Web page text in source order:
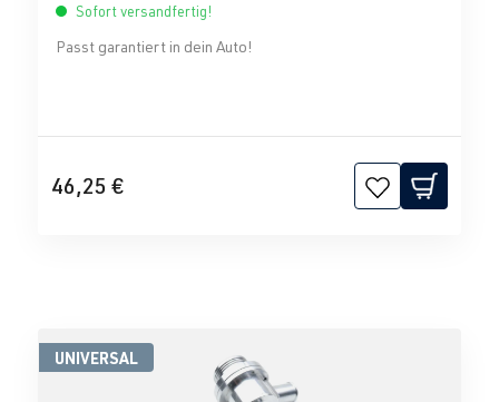
Sofort versandfertig!
Passt garantiert in dein Auto!
46,25 €
UNIVERSAL